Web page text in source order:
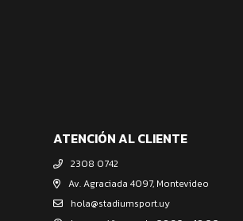
ATENCIÓN AL CLIENTE
2308 0742
Av. Agraciada 4097, Montevideo
hola@stadiumsport.uy